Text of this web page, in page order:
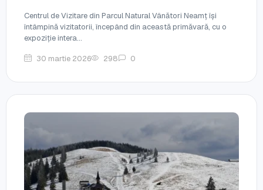
Centrul de Vizitare din Parcul Natural Vânători Neamț își
întâmpină vizitatorii, începând din această primăvară, cu o
expoziție intera...
30 martie 2026 298 0